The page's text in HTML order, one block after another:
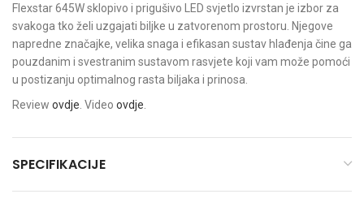
Flexstar 645W sklopivo i prigušivo LED svjetlo izvrstan je izbor za
svakoga tko želi uzgajati biljke u zatvorenom prostoru. Njegove
napredne značajke, velika snaga i efikasan sustav hlađenja čine ga
pouzdanim i svestranim sustavom rasvjete koji vam može pomoći
u postizanju optimalnog rasta biljaka i prinosa.
Review ovdje . Video ovdje
SPECIFIKACIJE